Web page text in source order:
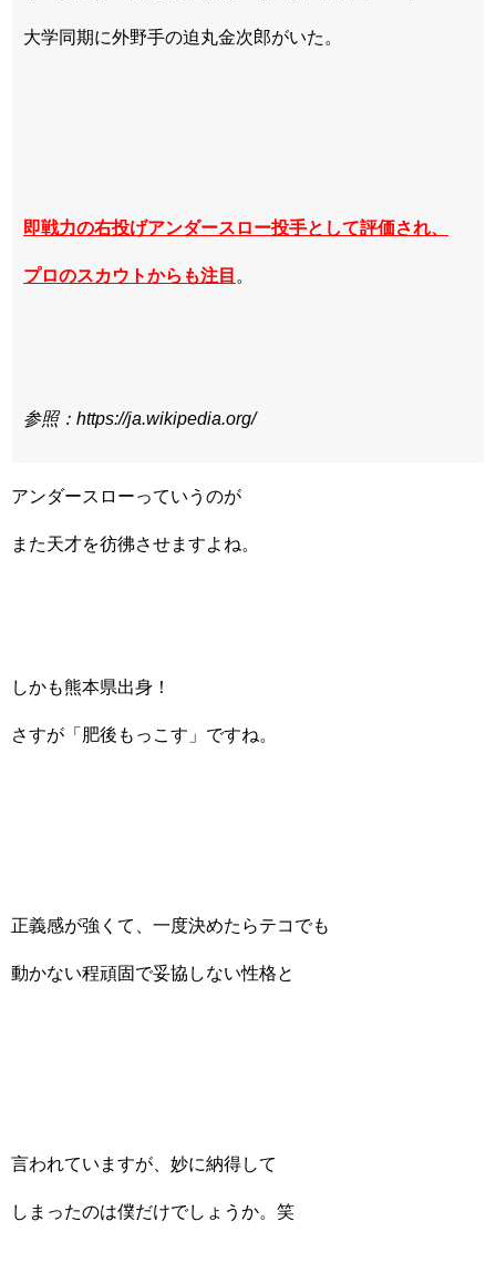
大学同期に外野手の迫丸金次郎がいた。
即戦力の右投げアンダースロー投手として評価され、
プロのスカウトからも注目 。
参照： https://ja.wikipedia.org/
アンダースローっていうのが
また天才を彷彿させますよね。
しかも熊本県出身！
さすが「肥後もっこす」ですね。
正義感が強くて、一度決めたらテコでも
動かない程頑固で妥協しない性格と
言われていますが、妙に納得して
しまったのは僕だけでしょうか。笑